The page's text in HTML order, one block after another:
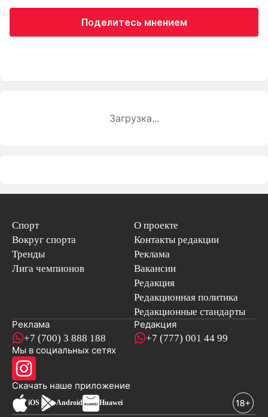
Поделитесь мнением
Загрузка...
Спорт
Вокруг спорта
Тренды
Лига чемпионов
О проекте
Контакты редакции
Реклама
Вакансии
Редакция
Редакционная политика
Редакционные стандарты
Реклама
+7 (700) 3 888 188
Редакция
+7 (777) 001 44 99
Мы в социальных сетях
Скачать наше приложениеновостей
iOS Android Huawei